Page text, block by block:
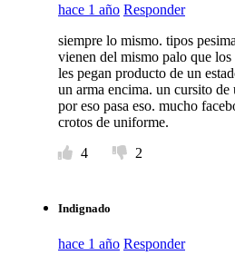
hace 1 año Responder
siempre lo mismo. tipos
vienen del mismo palo que los
les pegan producto de un
un arma encima. un cursito de
por eso pasa eso. mucho
crotos de uniforme.
4
2
Indignado
hace 1 año Responder